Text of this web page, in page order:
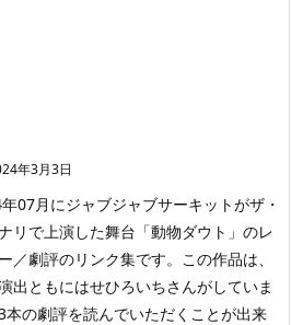
年3月3日
07月にジャブジャブサーキットがザ・
リで上演した舞台「動物ダウト」のレ
／劇評のリンク集です。この作品は、
出ともにはせひろいちさんがしていま
本の劇評を読んでいただくことが出来